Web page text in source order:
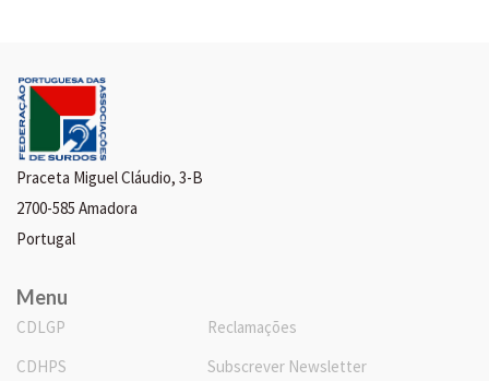
Praceta Miguel Cláudio, 3-B
2700-585 Amadora
Portugal
Menu
CDLGP
CDHPS
Reclamações
Subscrever Newsletter